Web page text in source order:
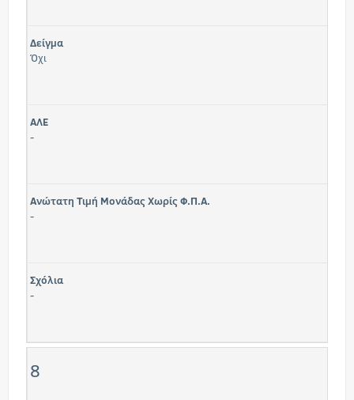
Δείγμα
Όχι
ΑΛΕ
-
Ανώτατη Τιμή Μονάδας Χωρίς Φ.Π.Α.
-
Σχόλια
-
8